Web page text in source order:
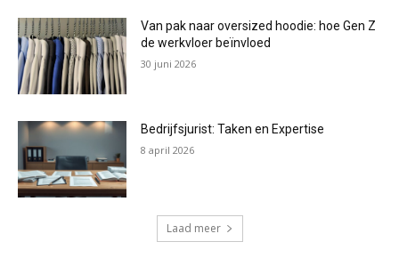
Van pak naar oversized hoodie: hoe Gen Z
de werkvloer beïnvloed
30 juni 2026
Bedrijfsjurist: Taken en Expertise
8 april 2026
Laad meer